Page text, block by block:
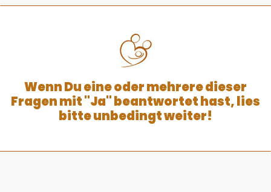
Wenn Du eine oder mehrere dieser
Fragen mit "Ja" beantwortet hast, lies
bitte unbedingt weiter!